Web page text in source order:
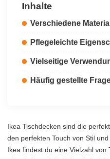
Inhalte
Verschiedene
Pflegeleichte
Vielseitige
Häufig gestellte
Ikea Tischdecken sind die
den perfekten Touch von Stil
Ikea findest du eine Vielzahl